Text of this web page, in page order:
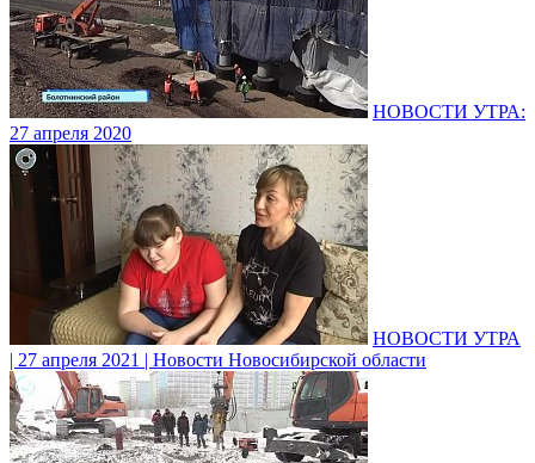
НОВОСТИ УТРА:
27 апреля 2020
НОВОСТИ УТРА
| 27 апреля 2021 | Новости Новосибирской области